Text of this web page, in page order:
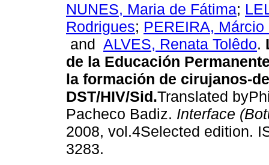
NUNES, Maria de Fátima;
Rodrigues; PEREIRA, Márcio
and ALVES, Renata Tolêdo.
de la Educación
la formación de cirujanos-
DST/HIV/Sid.Translated
Pacheco Badiz. Interface
2008, vol.4Selected edition.
3283.